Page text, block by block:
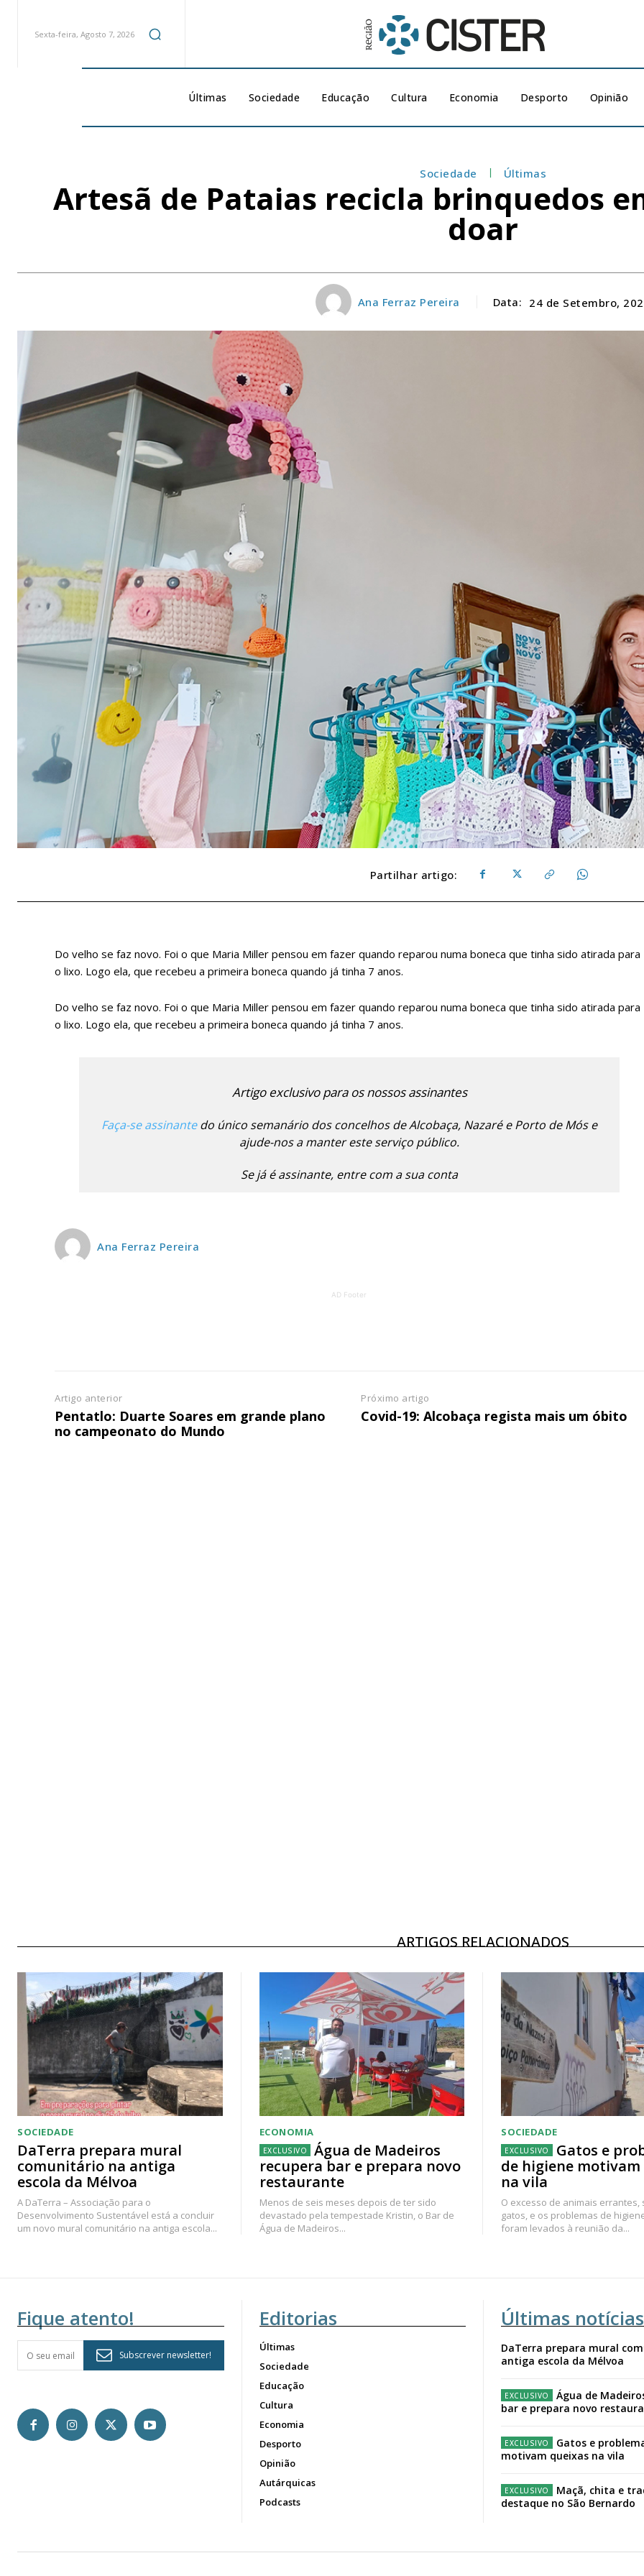
Planos de Assinatura
Faça-se assinante do Região de Cister e ajude-nos a manter este
Edição em papel entregue à Quinta-feira
Acesso aos
Sexta-feira, Agosto 7, 2026
Últimas Sociedade Educação Cultura Economia Desporto Opinião
Sociedade Últimas
Artesã de Pataias recicla brinquedos
doar
Ana Ferraz Pereira Data: 24 de Setembro,
Partilhar artigo:
Do velho se faz novo. Foi o que Maria Miller pensou em fazer quando reparou numa boneca que tinha sido atirada para
o lixo. Logo ela, que recebeu a primeira boneca quando já tinha 7 anos.
Do velho se faz novo. Foi o que Maria Miller pensou em fazer quando reparou numa boneca que tinha sido atirada para
o lixo. Logo ela, que recebeu a primeira boneca quando já tinha 7 anos.
Artigo exclusivo para os nossos assinantes
Faça-se assinantedo único semanário dos concelhos de Alcobaça, Nazaré e Porto de Mós e
ajude-nos a manter este serviço público.
Se já é assinante, entre com a sua conta
Ana Ferraz Pereira
AD Footer
Artigo anterior
Pentatlo: Duarte Soares em grande plano
no campeonato do Mundo
Próximo artigo
Covid-19: Alcobaça regista mais um óbito
ARTIGOS RELACIONADOS
SOCIEDADE
DaTerra prepara mural
comunitário na antiga
escola da Mélvoa
A DaTerra – Associação para o
Desenvolvimento Sustentável está a concluir
um novo mural comunitário na antiga escola...
ECONOMIA
Água de Madeiros
recupera bar e prepara novo
restaurante
Menos de seis meses depois de ter sido
devastado pela tempestade Kristin, o Bar de
Água de Madeiros...
SOCIEDADE
Gatos e
de higiene motivam
na vila
O excesso de animais errantes,
gatos, e os problemas de
foram levados à reunião da...
Fique atento!
Subscrever newsletter!
Editorias
Últimas
Sociedade
Educação
Cultura
Economia
Desporto
Opinião
Autárquicas
Podcasts
Últimas notícias
DaTerra prepara mural
antiga escola da Mélvoa
Água de
bar e prepara novo
Gatos e
motivam queixas na vila
Maçã, chita e
destaque no São Bernardo